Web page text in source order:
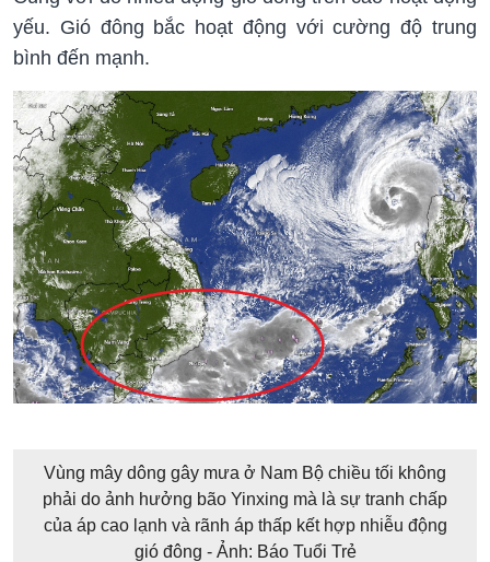
yếu. Gió đông bắc hoạt động với cường độ trung
bình đến mạnh.
Vùng mây dông gây mưa ở Nam Bộ chiều tối không
phải do ảnh hưởng bão Yinxing mà là sự tranh chấp
của áp cao lạnh và rãnh áp thấp kết hợp nhiễu động
gió đông - Ảnh: Báo Tuổi Trẻ